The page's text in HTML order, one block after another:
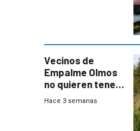
Vecinos de
Empalme Olmos
no quieren tener
cerca una planta
Hace 3 semanas